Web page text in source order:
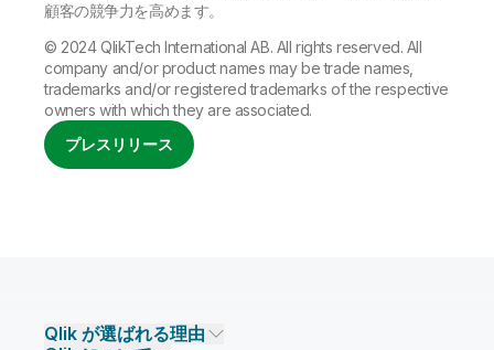
顧客の競争力を高めます。
© 2024 QlikTech International AB. All rights reserved. All
company and/or product names may be trade names,
trademarks and/or registered trademarks of the respective
owners with which they are associated.
プレスリリース
Qlik が選ばれる理由